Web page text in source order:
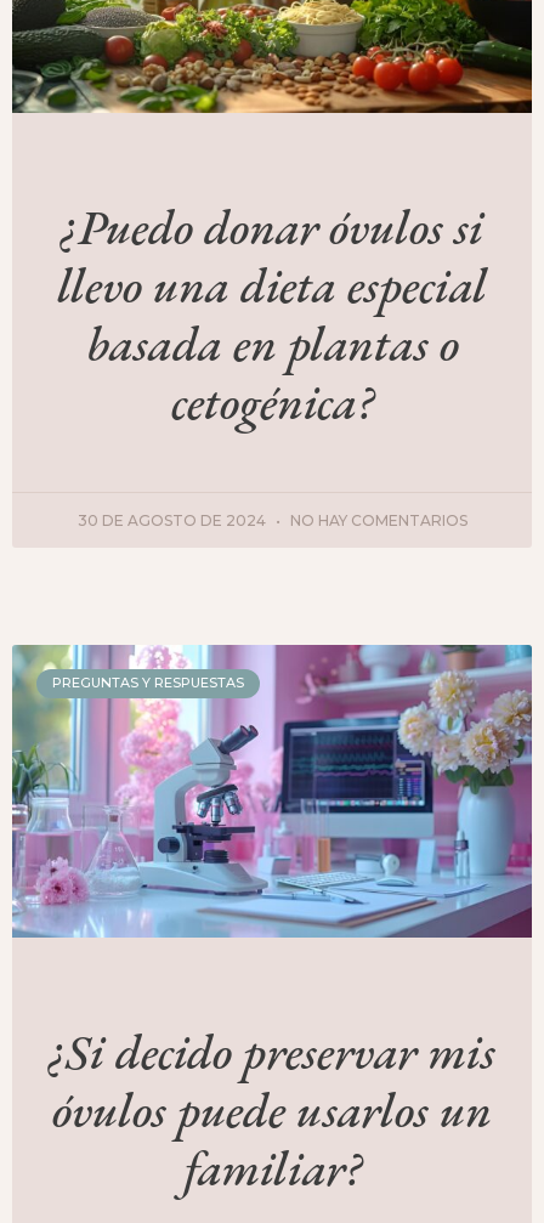
¿Puedo donar óvulos si
llevo una dieta especial
basada en plantas o
cetogénica?
30 DE AGOSTO DE 2024 NO HAY COMENTARIOS
PREGUNTAS Y RESPUESTAS
¿Si decido preservar mis
óvulos puede usarlos un
familiar?